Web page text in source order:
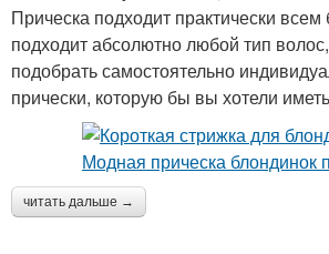
Прическа подходит практически
подходит абсолютно любой тип
подобрать самостоятельно
прически, которую бы вы хотели
читать дальше →